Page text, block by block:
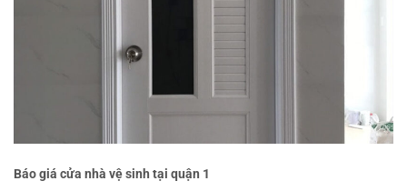
Báo giá cửa nhà vệ sinh tại quận 1